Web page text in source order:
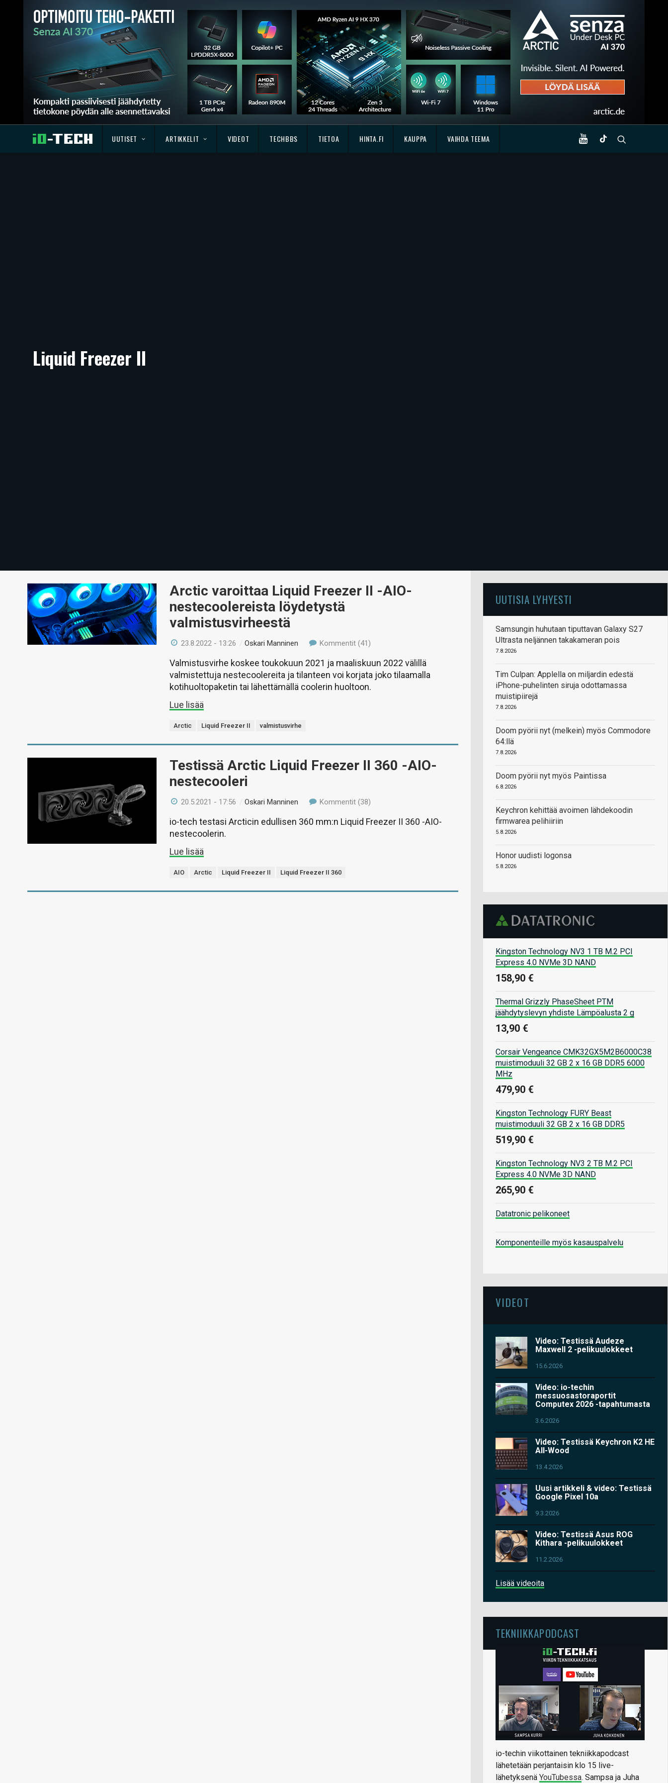
UUTISET ARTIKKELIT VIDEOT TECHBBS TIETOA HINTA.FI KAUPPA VAIHDA TEEMA
Liquid Freezer II
Arctic varoittaa Liquid Freezer II -AIO-
nestecoolereista löydetystä
valmistusvirheestä
23.8.2022 - 13:26 /Oskari Manninen Kommentit (41)
Valmistusvirhe koskee toukokuun 2021 ja maaliskuun 2022 välillä
valmistettuja nestecoolereita ja tilanteen voi korjata joko tilaamalla
kotihuoltopaketin tai lähettämällä coolerin huoltoon.
Lue lisää
Arctic Liquid Freezer II valmistusvirhe
Testissä Arctic Liquid Freezer II 360 -AIO-
nestecooleri
20.5.2021 - 17:56 /Oskari Manninen Kommentit (38)
io-tech testasi Arcticin edullisen 360 mm:n Liquid Freezer II 360 -AIO-
nestecoolerin.
Lue lisää
AIO Arctic Liquid Freezer II Liquid Freezer II 360
UUTISIA LYHYESTI
Samsungin huhutaan tiputtavan Galaxy S27
Ultrasta neljännen takakameran pois
7.8.2026
Tim Culpan: Applella on miljardin edestä
iPhone-puhelinten siruja odottamassa
muistipiirejä
7.8.2026
Doom pyörii nyt (melkein) myös Commodore
64:llä
7.8.2026
Doom pyörii nyt myös Paintissa
6.8.2026
Keychron kehittää avoimen lähdekoodin
firmwarea pelihiiriin
5.8.2026
Honor uudisti logonsa
5.8.2026
Kingston Technology NV3 1 TB M.2 PCI
Express 4.0 NVMe 3D NAND
158,90 €
Thermal Grizzly PhaseSheet PTM
jäähdytyslevyn yhdiste Lämpöalusta 2 g
13,90 €
Corsair Vengeance CMK32GX5M2B6000C38
muistimoduuli 32 GB 2 x 16 GB DDR5 6000
MHz
479,90 €
Kingston Technology FURY Beast
muistimoduuli 32 GB 2 x 16 GB DDR5
519,90 €
Kingston Technology NV3 2 TB M.2 PCI
Express 4.0 NVMe 3D NAND
265,90 €
Datatronic pelikoneet
Komponenteille myös kasauspalvelu
VIDEOT
Video: Testissä Audeze
Maxwell 2 -pelikuulokkeet
15.6.2026
Video: io-techin
messuosastoraportit
Computex 2026 -tapahtumasta
3.6.2026
Video: Testissä Keychron K2 HE
All-Wood
13.4.2026
Uusi artikkeli & video: Testissä
Google Pixel 10a
9.3.2026
Video: Testissä Asus ROG
Kithara -pelikuulokkeet
11.2.2026
Lisää videoita
TEKNIIKKAPODCAST
io-techin viikottainen tekniikkapodcast
lähetetään perjantaisin klo 15 live-
lähetyksenä YouTubessa. Sampsa ja Juha